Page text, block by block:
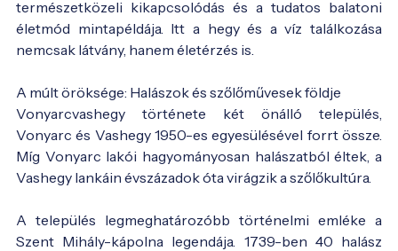
természetközeli kikapcsolódás és a tudatos balatoni
életmód mintapéldája. Itt a hegy és a víz találkozása
nemcsak látvány, hanem életérzés is.
A múlt öröksége: Halászok és szőlőművesek földje
Vonyarcvashegy története két önálló település,
Vonyarc és Vashegy 1950-es egyesülésével forrt össze.
Míg Vonyarc lakói hagyományosan halászatból éltek, a
Vashegy lankáin évszázadok óta virágzik a szőlőkultúra.
A település legmeghatározóbb történelmi emléke a
Szent Mihály-kápolna legendája. 1739-ben 40 halász